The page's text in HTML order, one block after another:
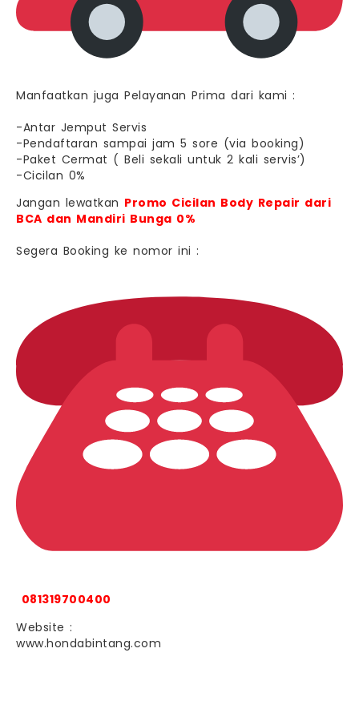
Manfaatkan juga Pelayanan Prima dari kami :
-Antar Jemput Servis
-Pendaftaran sampai jam 5 sore (via booking)
-Paket Cermat ( Beli sekali untuk 2 kali servis’)
-Cicilan 0%
Jangan lewatkan Promo Cicilan Body Repair dari
BCA dan Mandiri Bunga 0%
Segera Booking ke nomor ini :
081319700400
Website :
www.hondabintang.com